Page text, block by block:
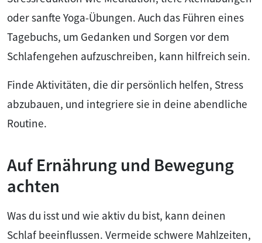
oder sanfte Yoga-Übungen. Auch das Führen eines
Tagebuchs, um Gedanken und Sorgen vor dem
Schlafengehen aufzuschreiben, kann hilfreich sein.
Finde Aktivitäten, die dir persönlich helfen, Stress
abzubauen, und integriere sie in deine abendliche
Routine.
Auf Ernährung und Bewegung
achten
Was du isst und wie aktiv du bist, kann deinen
Schlaf beeinflussen. Vermeide schwere Mahlzeiten,